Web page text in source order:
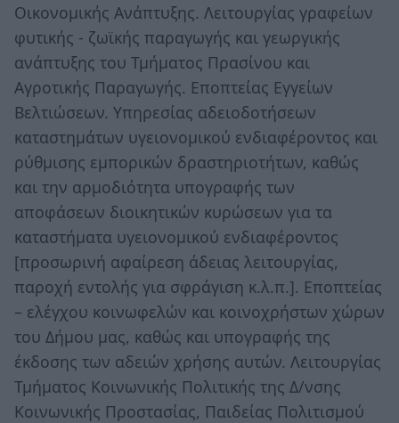
Οικονομικής Ανάπτυξης. Λειτουργίας γραφείων
φυτικής - ζωϊκής παραγωγής και γεωργικής
ανάπτυξης του Τμήματος Πρασίνου και
Αγροτικής Παραγωγής. Εποπτείας Εγγείων
Βελτιώσεων. Υπηρεσίας αδειοδοτήσεων
καταστημάτων υγειονομικού ενδιαφέροντος και
ρύθμισης εμπορικών δραστηριοτήτων, καθώς
και την αρμοδιότητα υπογραφής των
αποφάσεων διοικητικών κυρώσεων για τα
καταστήματα υγειονομικού ενδιαφέροντος
[προσωρινή αφαίρεση άδειας λειτουργίας,
παροχή εντολής για σφράγιση κ.λ.π.]. Εποπτείας
– ελέγχου κοινωφελών και κοινοχρήστων χώρων
του Δήμου μας, καθώς και υπογραφής της
έκδοσης των αδειών χρήσης αυτών. Λειτουργίας
Τμήματος Κοινωνικής Πολιτικής της Δ/νσης
Κοινωνικής Προστασίας, Παιδείας Πολιτισμού